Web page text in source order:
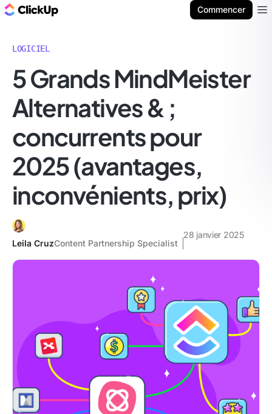
Commencer
LOGICIEL
5 Grands MindMeister
Alternatives & ;
concurrents pour
2025 (avantages,
inconvénients, prix)
Leila CruzContent Partnership Specialist
28 janvier 2025